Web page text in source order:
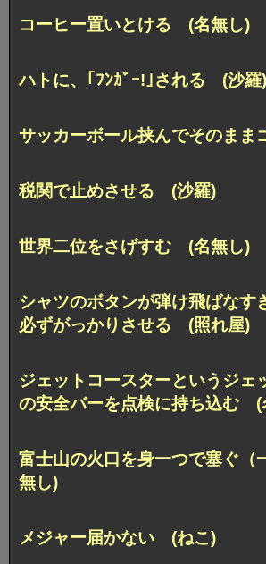
コーヒー置いとける (名無し)
ハトに、｢ﾌﾝｶﾞｰ!｣される (沙羅)
サッカーボール挟んでそのま
税関で止めさせる (沙羅)
世界二位をさげすむ (名無し)
シャツのボタンが弾け飛ばなす
必ずがっかりさせる (照れ屋)
ジェットコースターというジェ
の安全バーを点検に持ち込む (
富士山の火口を身一つで塞ぐ
無し)
メジャー届かない (ねこ)